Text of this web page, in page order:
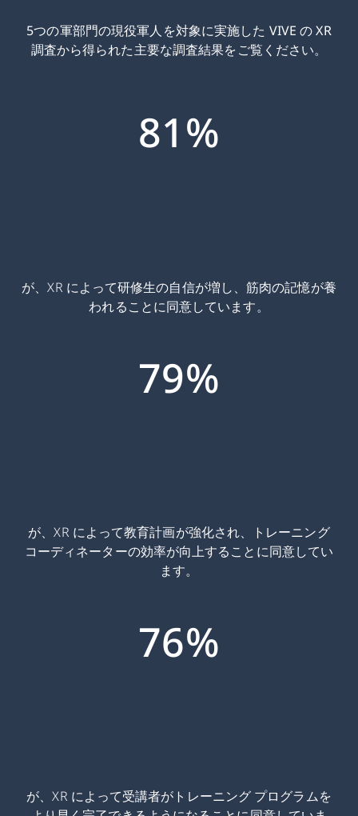
5つの軍部門の現役軍人を対象に実施した VIVE の XR
調査から得られた主要な調査結果をご覧ください。
81%
が、XR によって研修生の自信が増し、筋肉の記憶が養
われることに同意しています。
79%
が、XR によって教育計画が強化され、トレーニング
コーディネーターの効率が向上することに同意してい
ます。
76%
が、XR によって受講者がトレーニング プログラムを